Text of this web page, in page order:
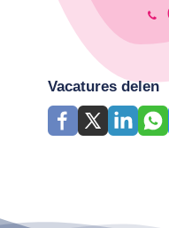
Vacatures delen